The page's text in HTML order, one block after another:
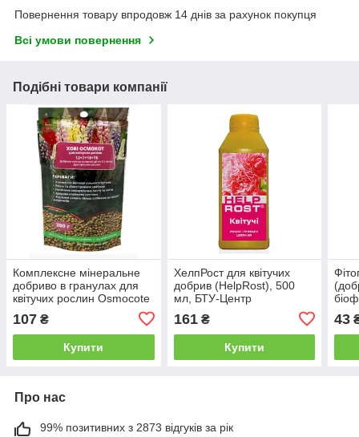
Повернення товару впродовж 14 днів за рахунок покупця
Всі умови повернення
Подібні товари компанії
Комплексне мінеральне
добриво в гранулах для
квітучих рослин Osmocote
Bloom/Хоби Осмокот 12-
07-18 +TE, 200 г
107 ₴
Купити
ХелпРост для квітучих
добрив (HelpRost), 500
мл, БТУ-Центр
161₴
Купити
43
Про нас
99% позитивних з 2873 відгуків за рік